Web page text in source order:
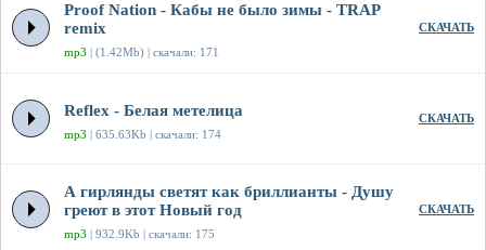
Proof Nation - Кабы не было зимы - TRAP
remix
mp3 | (1.42Mb) | скачали: 171
СКАЧАТЬ
Reflex - Белая метелица
mp3 | 635.63Kb | скачали: 174
СКАЧАТЬ
А гирлянды светят как бриллианты - Душу
греют в этот Новый год
mp3 | 932.9Kb | скачали: 175
СКАЧАТЬ